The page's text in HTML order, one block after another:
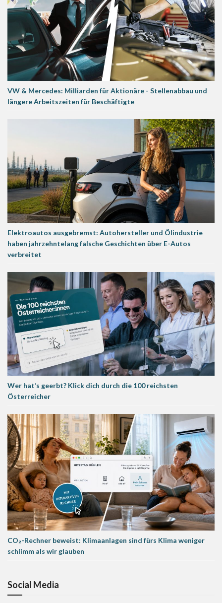
VW & Mercedes: Milliarden für Aktionäre - Stellenabbau und
längere Arbeitszeiten für Beschäftigte
Elektroautos ausgebremst: Autohersteller und Ölindustrie
haben jahrzehntelang falsche Geschichten über E-Autos
verbreitet
Wer hat’s geerbt? Klick dich durch die 100 reichsten
Österreicher
CO₂-Rechner beweist: Klimaanlagen sind fürs Klima weniger
schlimm als wir glauben
Social Media